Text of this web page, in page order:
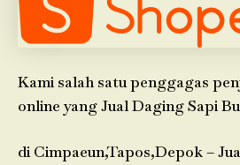
Kami salah satu penggagas
online yang Jual Daging Sapi
di Cimpaeun,Tapos,Depok –